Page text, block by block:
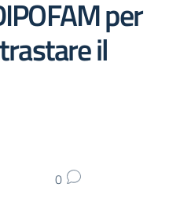
per
il
0